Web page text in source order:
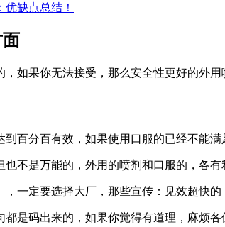
缺点总结！
如果你无法接受，那么安全性更好的外用
百分百有效，如果使用口服的已经不能
不是万能的，外用的喷剂和口服的，各
，一定要选择大厂，那些宣传：见效超快的
是码出来的，如果你觉得有道理，麻烦各